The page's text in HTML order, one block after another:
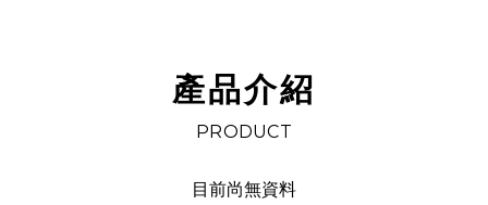
產品介紹
PRODUCT
目前尚無資料